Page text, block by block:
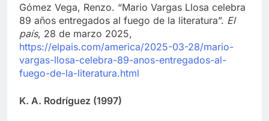
Gómez Vega, Renzo. “Mario Vargas Llosa celebra
89 años entregados al fuego de la literatura”. El
país, 28 de marzo 2025,
https://elpais.com/america/2025-03-28/mario-
vargas-llosa-celebra-89-anos-entregados-al-
fuego-de-la-literatura.html
K. A. Rodríguez (1997)